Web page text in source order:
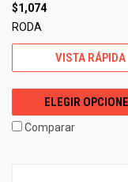
$1,074
RODA
VISTA RÁPIDA
ELEGIR
Comparar